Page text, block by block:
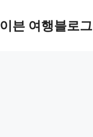
이븐 여행블로그